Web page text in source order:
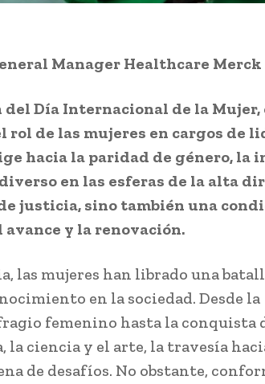
Manager Healthcare Merck
del Día Internacional de la Mujer,
rol de las mujeres en cargos de
hacia la paridad de género, la
en las esferas de la alta
justicia, sino también una
y la renovación.
las mujeres han librado una
en la sociedad. Desde la
femenino hasta la conquista
ciencia y el arte, la travesía
de desafíos. No obstante,